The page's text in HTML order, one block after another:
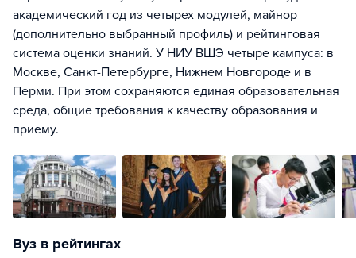
академический год из четырех модулей, майнор
(дополнительно выбранный профиль) и рейтинговая
система оценки знаний. У НИУ ВШЭ четыре кампуса: в
Москве, Санкт-Петербурге, Нижнем Новгороде и в
Перми. При этом сохраняются единая образовательная
среда, общие требования к качеству образования и
приему.
Вуз в рейтингах